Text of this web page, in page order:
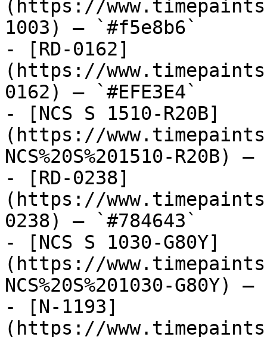
(https://
1003) — `#f5e8b6`
- [RD-0162]
(https://
0162) — `#EFE3E4`
- [NCS S 1510-R20B]
(https://
NCS%20S%201510-R20B)
- [RD-0238]
(https://
0238) — `#784643`
- [NCS S 1030-G80Y]
(https://
NCS%20S%201030-G80Y)
- [N-1193]
(https://